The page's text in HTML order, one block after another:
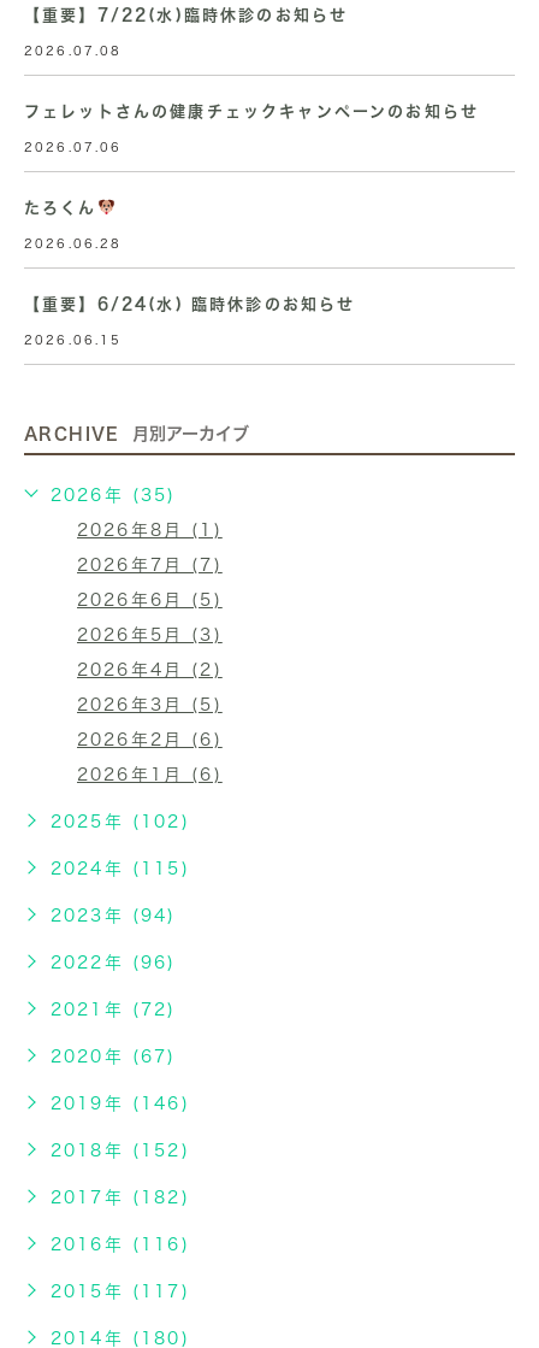
【重要】7/22(水)臨時休診のお知らせ
2026.07.08
フェレットさんの健康チェックキャンペーンのお知らせ
2026.07.06
たろくん
2026.06.28
【重要】6/24(水) 臨時休診のお知らせ
2026.06.15
ARCHIVE 月別アーカイブ
2026年 (35)
2026年8月 (1)
2026年7月 (7)
2026年6月 (5)
2026年5月 (3)
2026年4月 (2)
2026年3月 (5)
2026年2月 (6)
2026年1月 (6)
2025年 (102)
2024年 (115)
2023年 (94)
2022年 (96)
2021年 (72)
2020年 (67)
2019年 (146)
2018年 (152)
2017年 (182)
2016年 (116)
2015年 (117)
2014年 (180)